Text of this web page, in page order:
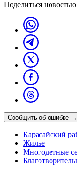
Поделиться новостью
Сообщить об ошибке →
Карасайский
Жилье
Многодетные